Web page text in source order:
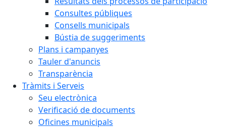
Consultes públiques
Consells municipals
Bústia de suggeriments
Plans i campanyes
Tauler d'anuncis
Transparència
Tràmits i Serveis
Seu electrònica
Verificació de documents
Oficines municipals